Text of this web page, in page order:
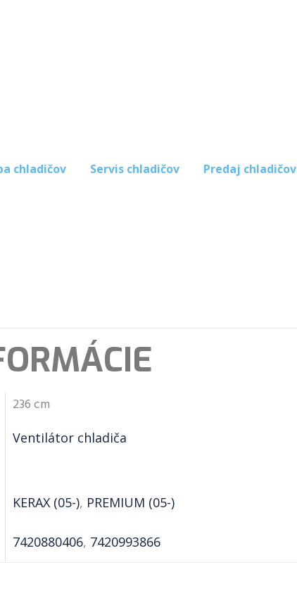
chladičov Servis chladičov Predaj chladičov
236 cm
Ventilátor chladiča
KERAX (05-), PREMIUM (05-)
7420880406, 7420993866